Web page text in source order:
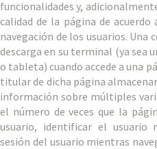
funcionalidades y,
calidad de la página de
navegación de los usuarios. Una
descarga en su terminal (ya sea
o tableta) cuando accede a una
titular de dicha página
información sobre múltiples
el número de veces que la
usuario, identificar el usuario
sesión del usuario mientras